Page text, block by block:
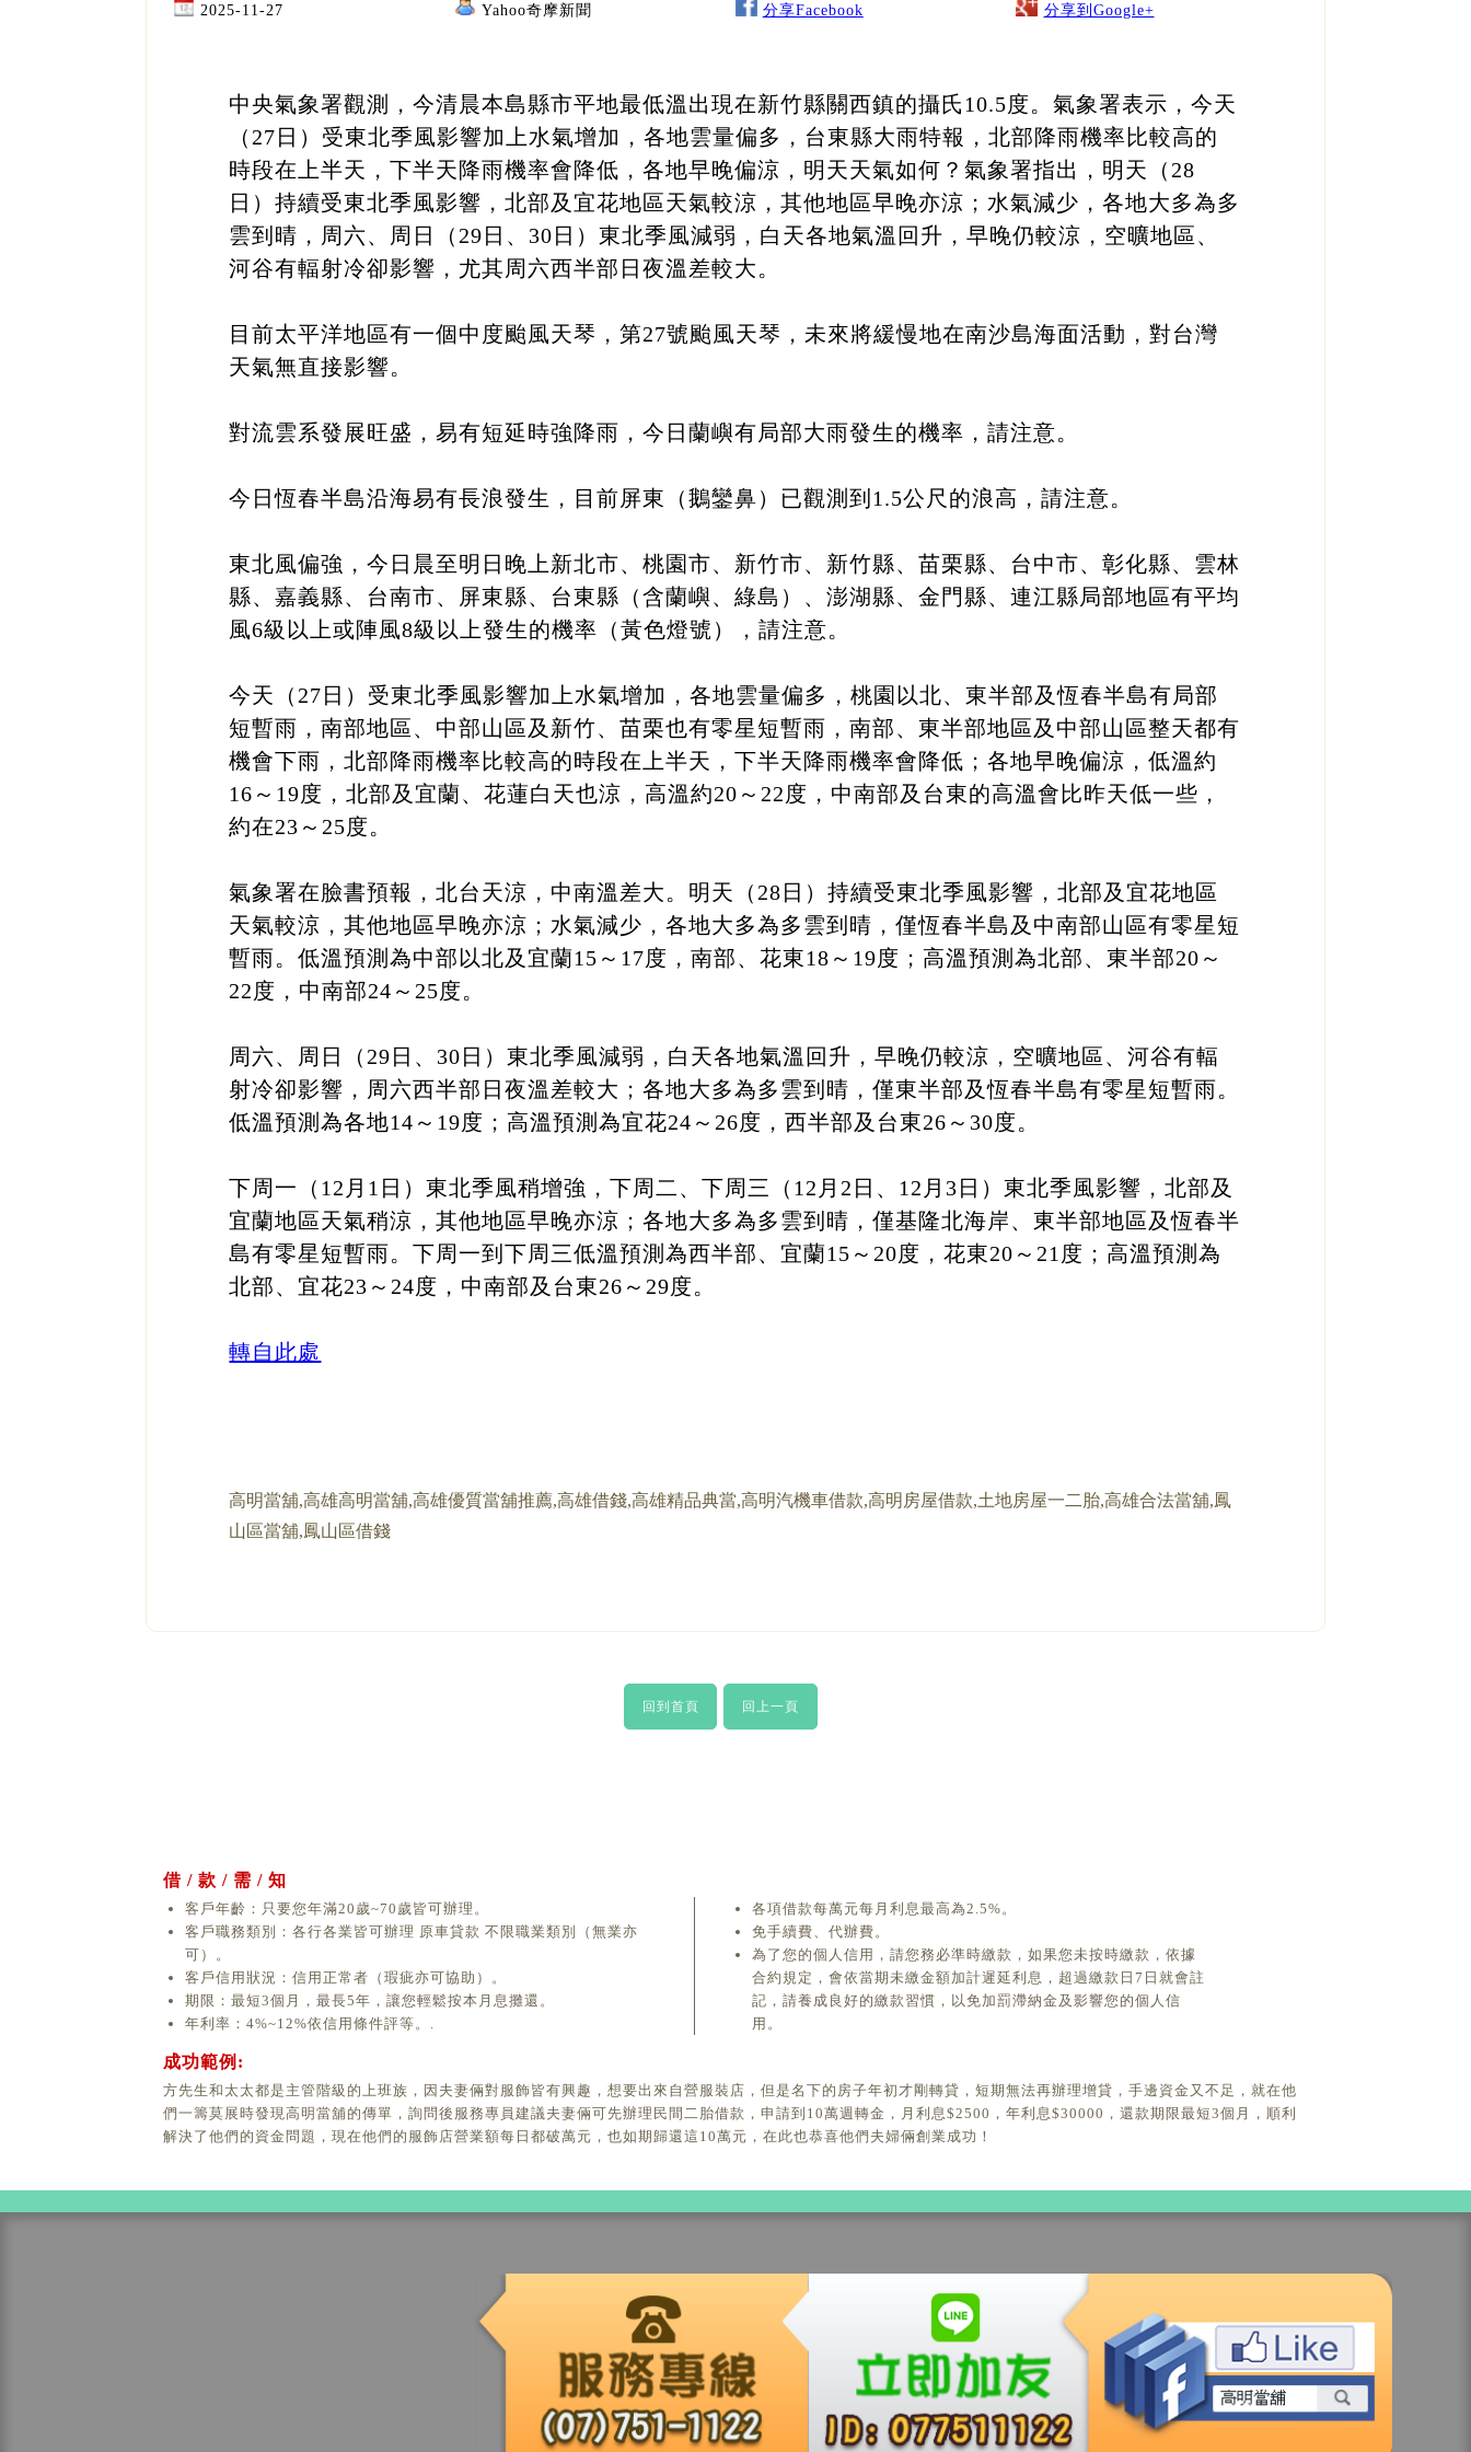
2025-11-27 Yahoo奇摩新聞 分享Facebook 分享到Google+
中央氣象署觀測，今清晨本島縣市平地最低溫出現在新竹縣關西鎮的攝氏10.5度。氣象署表示，今天
（27日）受東北季風影響加上水氣增加，各地雲量偏多，台東縣大雨特報，北部降雨機率比較高的
時段在上半天，下半天降雨機率會降低，各地早晚偏涼，明天天氣如何？氣象署指出，明天（28
日）持續受東北季風影響，北部及宜花地區天氣較涼，其他地區早晚亦涼；水氣減少，各地大多為多
雲到晴，周六、周日（29日、30日）東北季風減弱，白天各地氣溫回升，早晚仍較涼，空曠地區、
河谷有輻射冷卻影響，尤其周六西半部日夜溫差較大。
目前太平洋地區有一個中度颱風天琴，第27號颱風天琴，未來將緩慢地在南沙島海面活動，對台灣
天氣無直接影響。
對流雲系發展旺盛，易有短延時強降雨，今日蘭嶼有局部大雨發生的機率，請注意。
今日恆春半島沿海易有長浪發生，目前屏東（鵝鑾鼻）已觀測到1.5公尺的浪高，請注意。
東北風偏強，今日晨至明日晚上新北市、桃園市、新竹市、新竹縣、苗栗縣、台中市、彰化縣、雲林
縣、嘉義縣、台南市、屏東縣、台東縣（含蘭嶼、綠島）、澎湖縣、金門縣、連江縣局部地區有平均
風6級以上或陣風8級以上發生的機率（黃色燈號），請注意。
今天（27日）受東北季風影響加上水氣增加，各地雲量偏多，桃園以北、東半部及恆春半島有局部
短暫雨，南部地區、中部山區及新竹、苗栗也有零星短暫雨，南部、東半部地區及中部山區整天都有
機會下雨，北部降雨機率比較高的時段在上半天，下半天降雨機率會降低；各地早晚偏涼，低溫約
16～19度，北部及宜蘭、花蓮白天也涼，高溫約20～22度，中南部及台東的高溫會比昨天低一些，
約在23～25度。
氣象署在臉書預報，北台天涼，中南溫差大。明天（28日）持續受東北季風影響，北部及宜花地區
天氣較涼，其他地區早晚亦涼；水氣減少，各地大多為多雲到晴，僅恆春半島及中南部山區有零星短
暫雨。低溫預測為中部以北及宜蘭15～17度，南部、花東18～19度；高溫預測為北部、東半部20～
22度，中南部24～25度。
周六、周日（29日、30日）東北季風減弱，白天各地氣溫回升，早晚仍較涼，空曠地區、河谷有輻
射冷卻影響，周六西半部日夜溫差較大；各地大多為多雲到晴，僅東半部及恆春半島有零星短暫雨。
低溫預測為各地14～19度；高溫預測為宜花24～26度，西半部及台東26～30度。
下周一（12月1日）東北季風稍增強，下周二、下周三（12月2日、12月3日）東北季風影響，北部及
宜蘭地區天氣稍涼，其他地區早晚亦涼；各地大多為多雲到晴，僅基隆北海岸、東半部地區及恆春半
島有零星短暫雨。下周一到下周三低溫預測為西半部、宜蘭15～20度，花東20～21度；高溫預測為
北部、宜花23～24度，中南部及台東26～29度。
轉自此處
高明當舖,高雄高明當舖,高雄優質當舖推薦,高雄借錢,高雄精品典當,高明汽機車借款,高明房屋借款,土地房屋一二胎,高雄合法當舖,鳳
山區當舖,鳳山區借錢
回到首頁 回上一頁
借 / 款 / 需 / 知
客戶年齡：只要您年滿20歲~70歲皆可辦理。
客戶職務類別：各行各業皆可辦理 原車貸款 不限職業類別（無業亦
可）。
客戶信用狀況：信用正常者（瑕疵亦可協助）。
期限：最短3個月，最長5年，讓您輕鬆按本月息攤還。
年利率：4%~12%依信用條件評等。.
各項借款每萬元每月利息最高為2.5%。
免手續費、代辦費。
為了您的個人信用，請您務必準時繳款，如果您未按時繳款，依據
合約規定，會依當期未繳金額加計遲延利息，超過繳款日7日就會註
記，請養成良好的繳款習慣，以免加罰滯納金及影響您的個人信
用。
成功範例:
方先生和太太都是主管階級的上班族，因夫妻倆對服飾皆有興趣，想要出來自營服裝店，但是名下的房子年初才剛轉貸，短期無法再辦理增貸，手邊資金又不足，就在他
們一籌莫展時發現高明當舖的傳單，詢問後服務專員建議夫妻倆可先辦理民間二胎借款，申請到10萬週轉金，月利息$2500，年利息$30000，還款期限最短3個月，順利
解決了他們的資金問題，現在他們的服飾店營業額每日都破萬元，也如期歸還這10萬元，在此也恭喜他們夫婦倆創業成功！